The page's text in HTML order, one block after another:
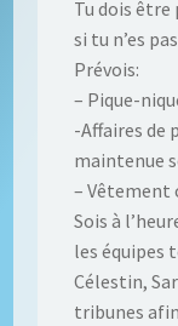
Tu dois être
si tu n’es
Prévois:
– Pique-
-Affaires de
maintenue
– Vêtement
Sois à
les équipes
Célestin,
tribunes